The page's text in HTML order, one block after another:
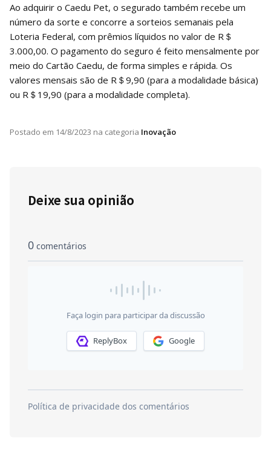
Ao adquirir o Caedu Pet, o segurado também recebe um
número da sorte e concorre a sorteios semanais pela
Loteria Federal, com prêmios líquidos no valor de R＄
3.000,00. O pagamento do seguro é feito mensalmente por
meio do Cartão Caedu, de forma simples e rápida. Os
valores mensais são de R＄9,90 (para a modalidade básica)
ou R＄19,90 (para a modalidade completa).
Postado em 14/8/2023 na categoria Inovação
Deixe sua opinião